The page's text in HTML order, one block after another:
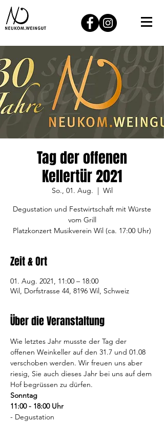
Tag der offenen
Kellertür 2021
So., 01. Aug.
  |
Wil
Degustation und Festwirtschaft mit Würste
vom Grill
Platzkonzert Musikverein Wil (ca. 17:00 Uhr)
Zeit & Ort
01. Aug. 2021, 11:00 – 18:00
Wil, Dorfstrasse 44, 8196 Wil, Schweiz
Über die Veranstaltung
Wie letztes Jahr musste der Tag der
offenen Weinkeller auf den 31.7 und 01.08
verschoben werden. Wir freuen uns aber
riesig, Sie auch dieses Jahr bei uns auf dem
Hof begrüssen zu dürfen.
Sonntag
11:00 - 18:00 Uhr
- Degustation